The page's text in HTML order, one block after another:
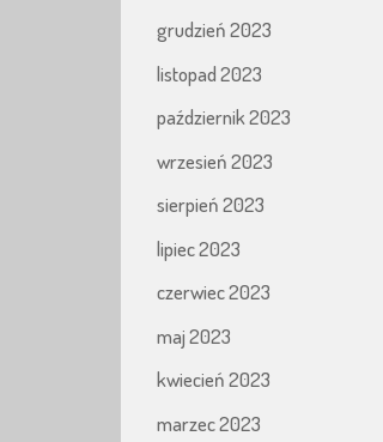
grudzień 2023
listopad 2023
październik 2023
wrzesień 2023
sierpień 2023
lipiec 2023
czerwiec 2023
maj 2023
kwiecień 2023
marzec 2023